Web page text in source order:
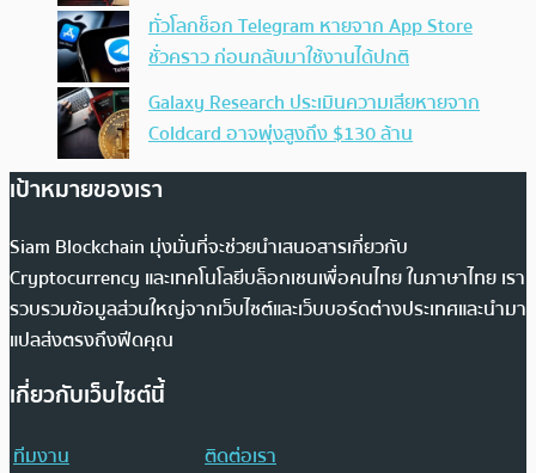
ทั่วโลกช็อก Telegram หายจาก App Store
ชั่วคราว ก่อนกลับมาใช้งานได้ปกติ
Galaxy Research ประเมินความเสียหายจาก
Coldcard อาจพุ่งสูงถึง $130 ล้าน
เป้าหมายของเรา
Siam Blockchain มุ่งมั่นที่จะช่วยนำเสนอสารเกี่ยวกับ
Cryptocurrency และเทคโนโลยีบล็อกเชนเพื่อคนไทย ในภาษาไทย เรา
รวบรวมข้อมูลส่วนใหญ่จากเว็บไซต์และเว็บบอร์ดต่างประเทศและนำมา
แปลส่งตรงถึงฟีดคุณ
เกี่ยวกับเว็บไซต์นี้
ทีมงาน
ติดต่อเรา